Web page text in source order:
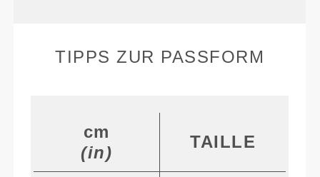
TIPPS ZUR PASSFORM
cm
(in)
TAILLE